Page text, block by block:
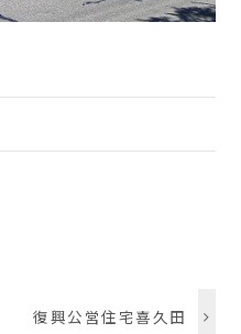
復興公営住宅喜久田